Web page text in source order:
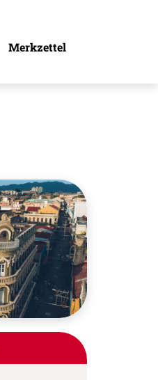
Merkzettel